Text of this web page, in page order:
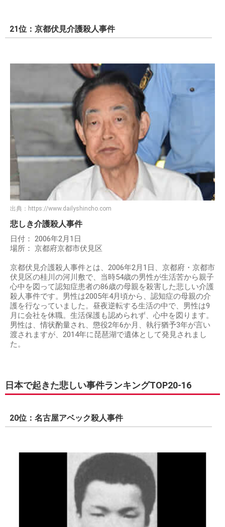
21位：京都伏見介護殺人事件
出典： https://www.dailyshincho.com
悲しき介護殺人事件
日付： 2006年2月1日
場所： 京都府京都市伏見区
京都伏見介護殺人事件とは、2006年2月1日、京都府・京都市
伏見区の桂川の河川敷で、当時54歳の男性が生活苦から親子
心中を図って認知症患者の86歳の母親を殺害した悲しい介護
殺人事件です。男性は2005年4月頃から、認知症の母親の介
護を行なっていました。昼夜逆転する生活の中で、男性は9
月に会社を休職。生活保護も認められず、心中を図ります。
男性は、情状酌量され、懲役2年6か月、執行猶予3年が言い
渡されますが、2014年に琵琶湖で遺体として発見されまし
た。
日本で起きた悲しい事件ランキングTOP20-16
20位：名古屋アベック殺人事件